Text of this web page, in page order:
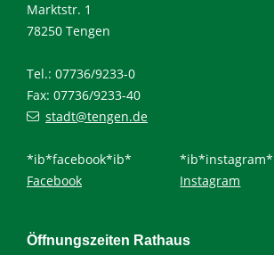
Marktstr. 1
78250 Tengen
Tel.: 07736/9233-0
Fax: 07736/9233-40
stadt@tengen.de
*ib*facebook*ib*
Facebook
Instagram
Öffnungszeiten Rathaus